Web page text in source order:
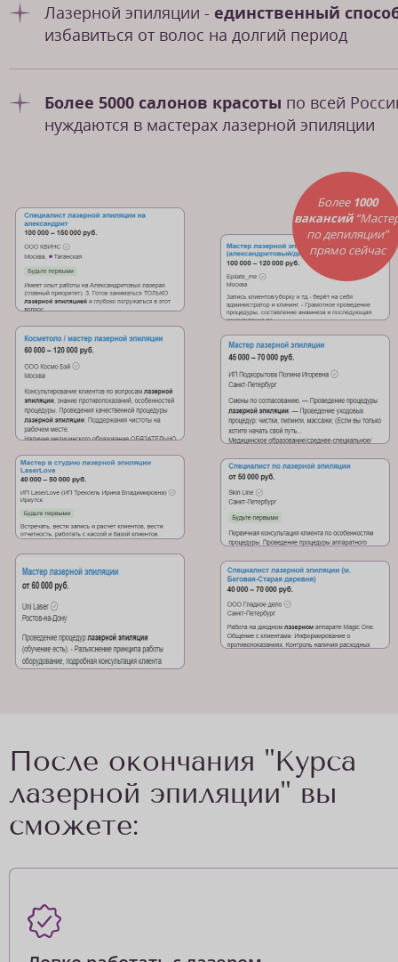
Более 1000
вакансий
по депиляции”
прямо сейчас
Лазерной эпиляции - единственный
избавиться от волос на долгий период
Более 5000 салонов красоты по всей
нуждаются в мастерах лазерной эпиляции
После окончания "Курса
лазерной эпиляции" вы
сможете: